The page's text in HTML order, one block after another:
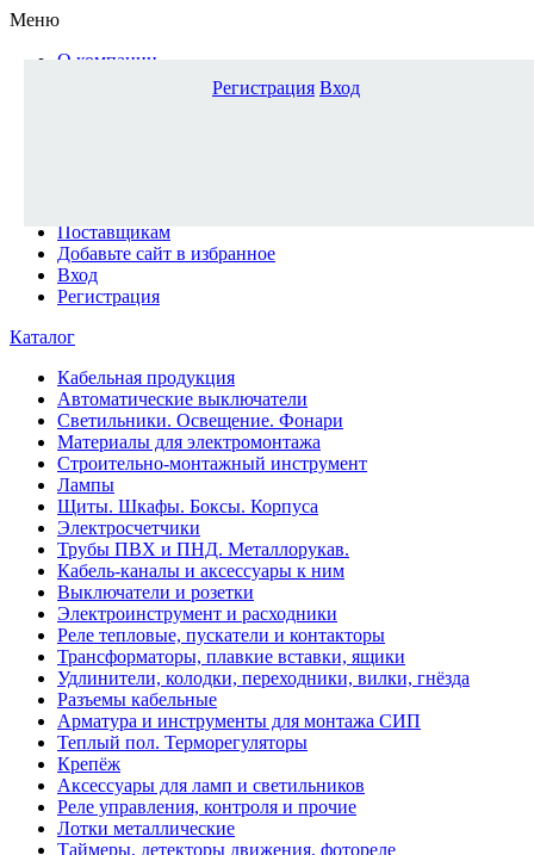
Меню
О компании
Поставщикам
Добавьте сайт в избранное
Вход
Регистрация
Каталог
Кабельная продукция
Автоматические выключатели
Светильники. Освещение. Фонари
Материалы для электромонтажа
Строительно-монтажный инструмент
Лампы
Щиты. Шкафы. Боксы. Корпуса
Электросчетчики
Трубы ПВХ и ПНД. Металлорукав.
Кабель-каналы и аксессуары к ним
Выключатели и розетки
Электроинструмент и расходники
Реле тепловые, пускатели и контакторы
Трансформаторы, плавкие вставки, ящики
Удлинители, колодки, переходники, вилки, гнёзда
Разъемы кабельные
Арматура и инструменты для монтажа СИП
Теплый пол. Терморегуляторы
Крепёж
Аксессуары для ламп и светильников
Реле управления, контроля и прочие
Лотки металлические
Таймеры, детекторы движения, фотореле
Регистрация Вход